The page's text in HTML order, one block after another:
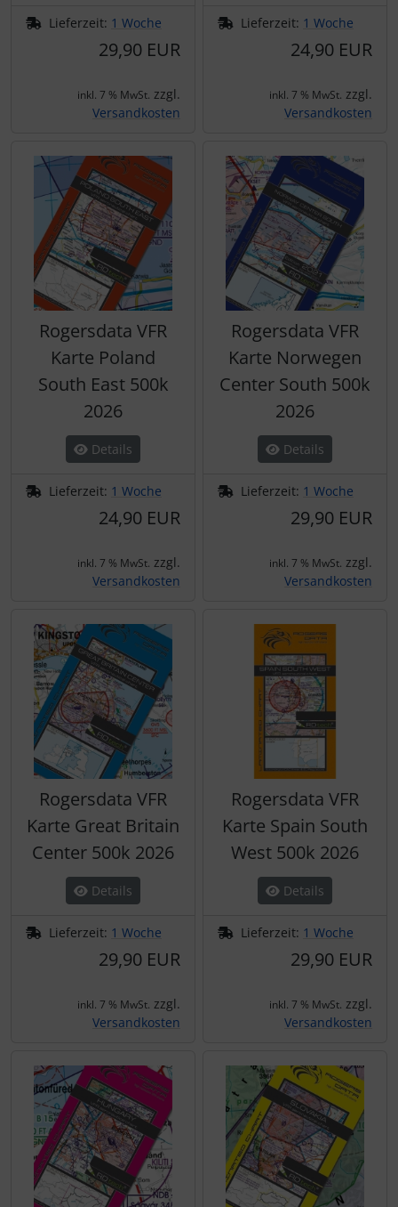
Lieferzeit: 1 Woche
29,90 EUR
inkl. 7 % MwSt. zzgl.
Versandkosten
Lieferzeit: 1 Woche
24,90 EUR
inkl. 7 % MwSt. zzgl.
Versandkosten
Rogersdata VFR
Karte Poland
South East 500k
2026
Details
Lieferzeit: 1 Woche
24,90 EUR
inkl. 7 % MwSt. zzgl.
Versandkosten
Rogersdata VFR
Karte Norwegen
Center South 500k
2026
Details
Lieferzeit: 1 Woche
29,90 EUR
inkl. 7 % MwSt. zzgl.
Versandkosten
Rogersdata VFR
Karte Great Britain
Center 500k 2026
Details
Lieferzeit: 1 Woche
29,90 EUR
inkl. 7 % MwSt. zzgl.
Versandkosten
Rogersdata VFR
Karte Spain South
West 500k 2026
Details
Lieferzeit: 1 Woche
29,90 EUR
inkl. 7 % MwSt. zzgl.
Versandkosten